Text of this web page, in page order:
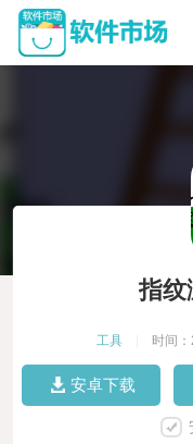
指纹
工具 时间
安卓下载